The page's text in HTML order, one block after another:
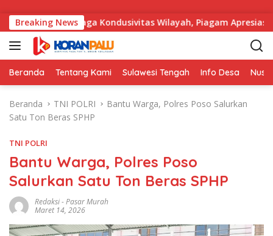
Breaking News
Menjaga Kondusivitas Wilayah, Piagam Apresiasi
Beranda Tentang Kami Sulawesi Tengah Info Desa
Beranda TNI POLRI
Bantu Warga, Polres Poso Salurkan
Satu Ton Beras SPHP
TNI POLRI
Bantu Warga, Polres Poso
Salurkan Satu Ton Beras SPHP
Redaksi-Pasar Murah
Maret 14, 2026